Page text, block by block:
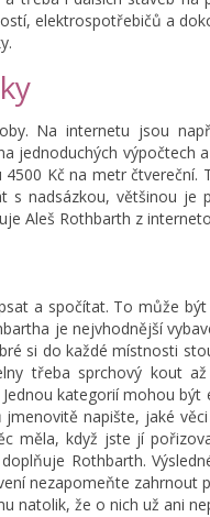
elektrospotřebičů a
Na internetu jsou
jednoduchých výpočtech
Kč na metr
s nadsázkou, většinou
Aleš Rothbarth z
a spočítat. To může
je nejvhodnější
si do každé místnosti
třeba sprchový kout
kategorií mohou
napište, jaké
měla, když jste jí
Rothbarth.
nezapomeňte zahrnout
natolik, že o nich už ani